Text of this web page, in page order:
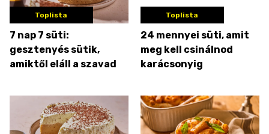
Toplista
7 nap 7 süti:
gesztenyés sütik,
amiktől eláll a szavad
Toplista
24 mennyei süti, amit
meg kell csinálnod
karácsonyig